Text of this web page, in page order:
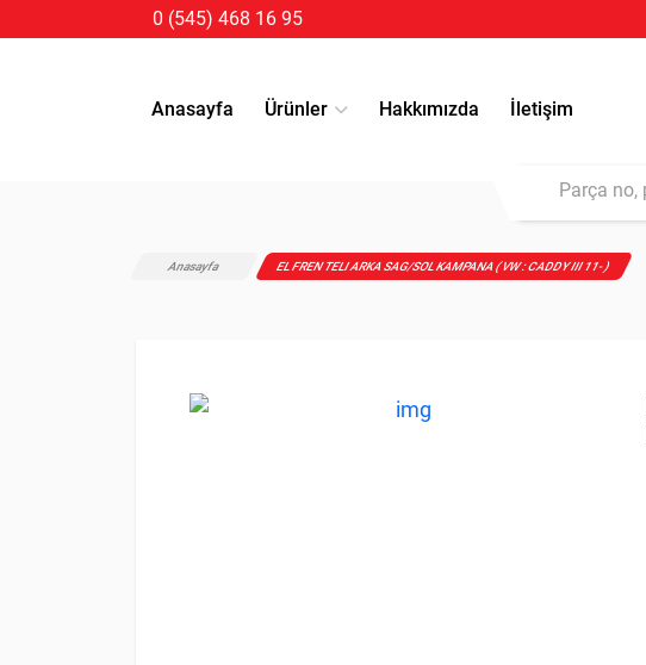
0 (545) 468 16 95
Anasayfa Ürünler Hakkımızda İletişim
Anasayfa EL FREN TELI ARKA SAG/SOL KAMPANA ( VW : CADDY III 11- )